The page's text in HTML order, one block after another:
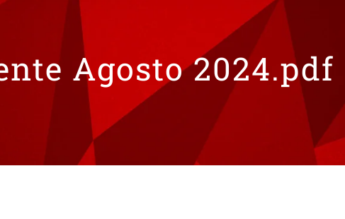
Agosto 2024.pdf